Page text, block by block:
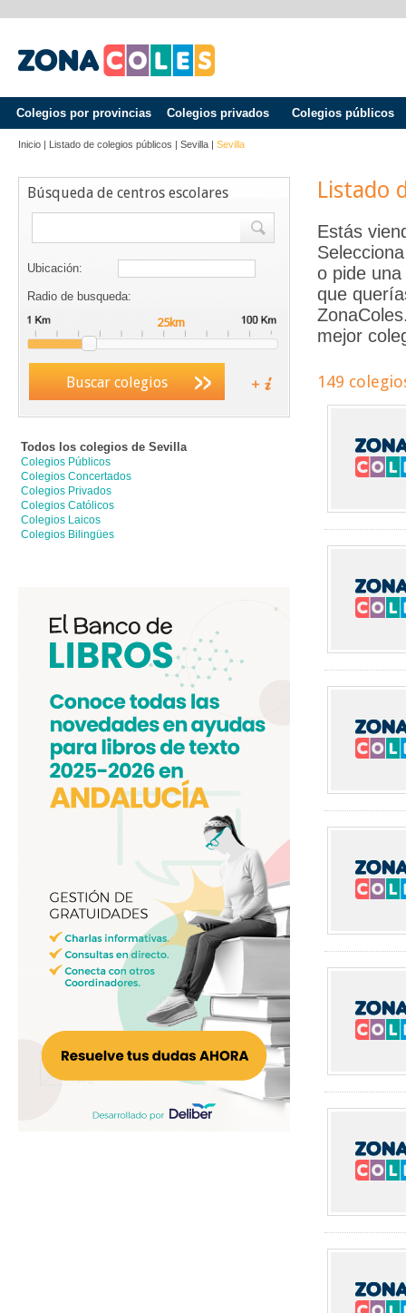
Colegios por provincias Colegios privados Colegios públicos
Inicio | Listado de colegios públicos | Sevilla | Sevilla
Búsqueda de centros escolares
Ubicación:
Radio de busqueda:
Buscar colegios
Todos los colegios de Sevilla
Colegios Públicos
Colegios Concertados
Colegios Privados
Colegios Católicos
Colegios Laicos
Colegios Bilingües
Listado
Estás
o pide
que
mejor
149